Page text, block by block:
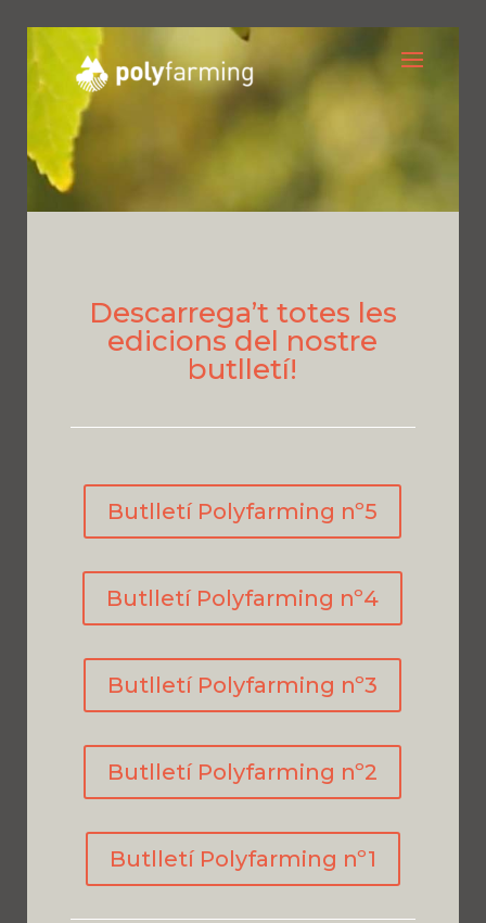
Descarrega’t totes les
edicions del nostre
butlletí!
Butlletí Polyfarming nº5
Butlletí Polyfarming nº4
Butlletí Polyfarming nº3
Butlletí Polyfarming nº2
Butlletí Polyfarming nº1